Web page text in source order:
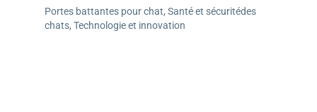
Portes battantes pour chat, Santé et sécuritédes
chats, Technologie et innovation